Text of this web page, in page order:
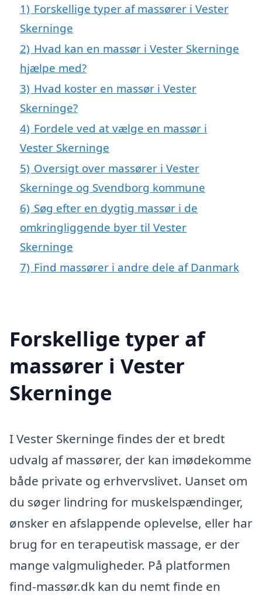
1) Forskellige typer af massører i Vester
Skerninge
2) Hvad kan en massør i Vester Skerninge
hjælpe med?
3) Hvad koster en massør i Vester
Skerninge?
4) Fordele ved at vælge en massør i
Vester Skerninge
5) Oversigt over massører i Vester
Skerninge og Svendborg kommune
6) Søg efter en dygtig massør i de
omkringliggende byer til Vester
Skerninge
7) Find massører i andre dele af Danmark
Forskellige typer af
massører i Vester
Skerninge
I Vester Skerninge findes der et bredt
udvalg af massører, der kan imødekomme
både private og erhvervslivet. Uanset om
du søger lindring for muskelspændinger,
ønsker en afslappende oplevelse, eller har
brug for en terapeutisk massage, er der
mange valgmuligheder. På platformen
find-massør.dk kan du nemt finde en